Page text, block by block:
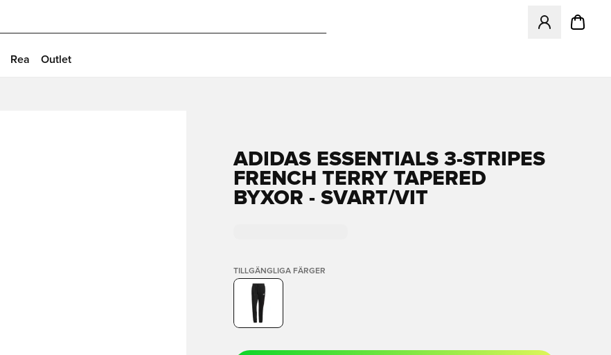
Öppnar en
Rea Outlet
ADIDAS ESSENTIALS 3-STRIPES
FRENCH TERRY TAPERED
BYXOR - SVART/VIT
TILLGÄNGLIGA FÄRGER